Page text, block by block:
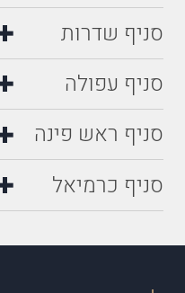
סניף שדרות
סניף עפולה
סניף ראש פינה
סניף כרמיאל